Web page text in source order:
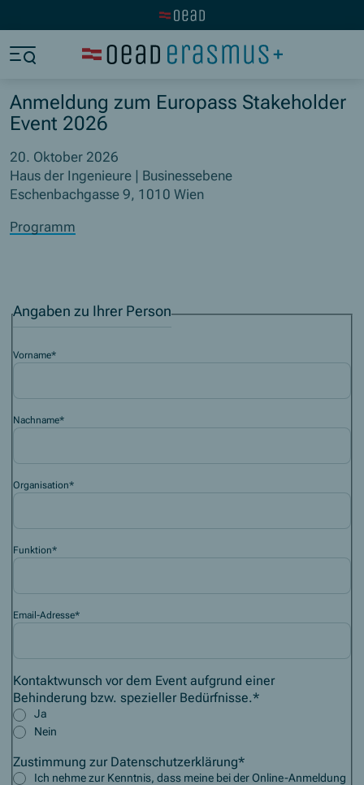
Anmeldung zum Europass Stakeholder
Event 2026
20. Oktober 2026
Haus der Ingenieure | Businessebene
Eschenbachgasse 9, 1010 Wien
Programm
Angaben zu Ihrer Person
Vorname*
Nachname*
Organisation*
Funktion*
Email-Adresse*
Kontaktwunsch vor dem Event aufgrund einer
Behinderung bzw. spezieller Bedürfnisse.*
Ja
Nein
Zustimmung zur Datenschutzerklärung*
Ich nehme zur Kenntnis, dass meine bei der Online-Anmeldung